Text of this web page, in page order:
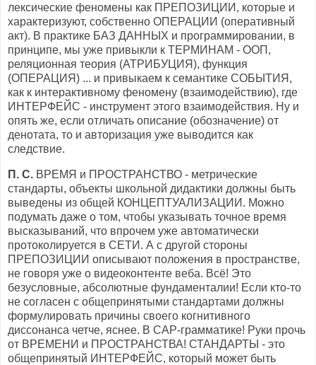
лексические феномены как ПРЕПОЗИЦИИ, которые и
характеризуют, собственно ОПЕРАЦИИ (оперативный
акт). В практике БАЗ ДАННЫХ и программировании, в
принципе, мы уже привыкли к ТЕРМИНАМ - ООП,
реляционная теория (АТРИБУЦИЯ), функция
(ОПЕРАЦИЯ) ... и привыкаем к семантике СОБЫТИЯ,
как к интерактивному феномену (взаимодействию), где
ИНТЕРФЕЙС - инструмент этого взаимодействия. Ну и
опять же, если отличать описание (обозначение) от
денотата, то и авторизация уже выводится как
следствие.
П. С. ВРЕМЯ и ПРОСТРАНСТВО - метрические
стандарты, объекты школьной дидактики должны быть
выведены из общей КОНЦЕПТУАЛИЗАЦИИ. Можно
подумать даже о том, чтобы указывать точное время
высказываний, что впрочем уже автоматически
протоколируется в СЕТИ. А с другой стороны
ПРЕПОЗИЦИИ описывают положения в пространстве,
не говоря уже о видеоконтенте веба. Всё! Это
безусловные, абсолютные фундаменталии! Если кто-то
не согласен с общепринятыми стандартами должны
формулировать причины своего когнитивного
диссонанса четче, яснее. В CAP-грамматике! Руки прочь
от ВРЕМЕНИ и ПРОСТРАНСТВА! СТАНДАРТЫ - это
общепринятый ИНТЕРФЕЙС, который может быть